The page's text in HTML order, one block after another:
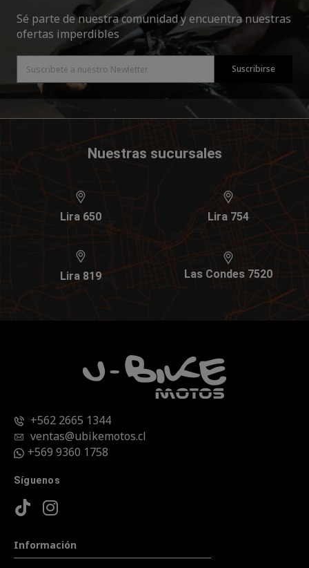
Sé parte de nuestra comunidad y encuentra nuestras
ofertas imperdibles
Suscribirse
Nuestras sucursales
Lira 650 Lira 754
Lira 819 Las Condes 7520
+562 2665 1344
ventas@ubikemotos.cl
+569 9360 1758
Síguenos
Información